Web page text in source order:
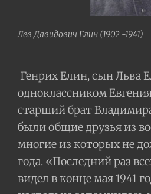
Лев Давидович Елин (1902 -1941)
ГенрихЕлин, сын Льва
одноклассником
старший брат
были общие друзья из
многие из которых не
года. «Последний раз
видел в конце мая 1941